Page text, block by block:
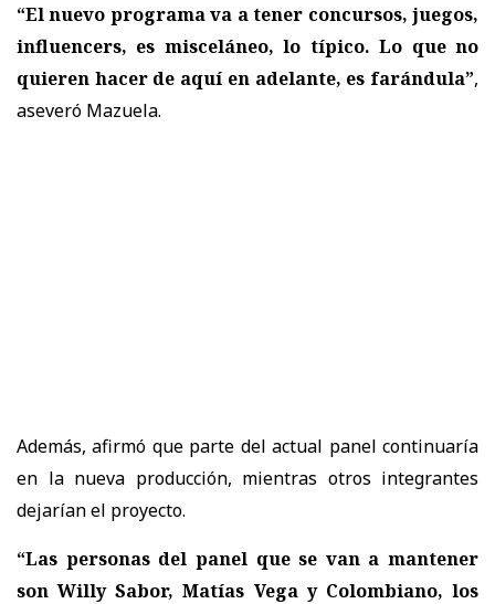
“El nuevo programa va a tener concursos, juegos,
influencers, es misceláneo, lo típico. Lo que no
quieren hacer de aquí en adelante, es farándula”,
aseveró Mazuela.
Además, afirmó que parte del actual panel continuaría
en la nueva producción, mientras otros integrantes
dejarían el proyecto.
“Las personas del panel que se van a mantener
son Willy Sabor, Matías Vega y Colombiano, los